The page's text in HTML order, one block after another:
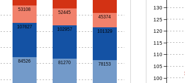
84526 81270 78153
107627
102957 101329
53108
52445
45374
100
105
110
115
120
125
130